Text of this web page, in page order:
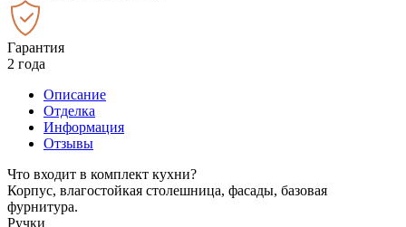
Гарантия
2 года
Описание
Отделка
Информация
Отзывы
Что входит в комплект кухни?
Корпус, влагостойкая столешница, фасады, базовая
фурнитура.
Ручки